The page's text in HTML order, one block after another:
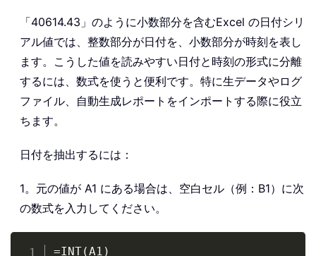
「40614.43」のように小数部分を含むExcel の日付シリ
アル値では、整数部分が日付を、小数部分が時刻を表し
ます。こうした値を読みやすい日付と時刻の形式に分離
するには、数式を使うと便利です。特に生データやログ
ファイル、自動生成レポートをインポートする際に役立
ちます。
日付を抽出するには：
1。元の値が A1 にある場合は、空白セル（例：B1）に次
の数式を入力してください。
=INT(A1)